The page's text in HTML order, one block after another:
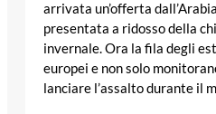
arrivata un’offerta
presentata a ridosso della
invernale. Ora la fila degli
europei e non solo
lanciare l’assalto durante il